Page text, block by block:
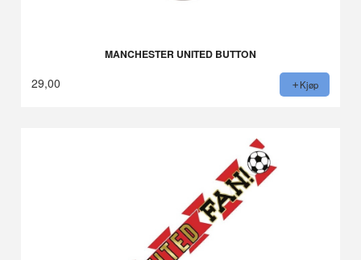
MANCHESTER UNITED BUTTON
29,00 Kjøp